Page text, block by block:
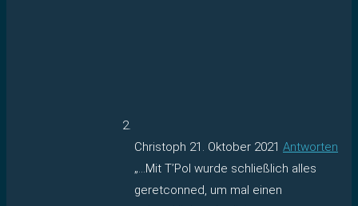
Christoph 21. Oktober 2021 Antworten
„…Mit T’Pol wurde schließlich alles
geretconned, um mal einen